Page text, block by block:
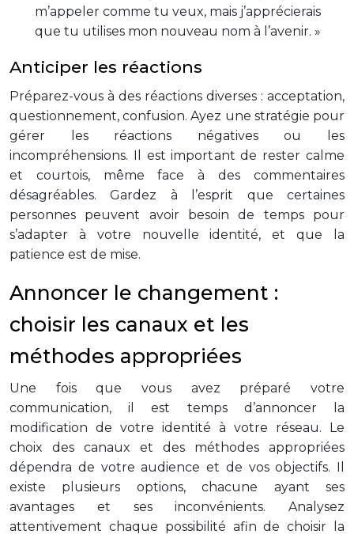
m’appeler comme tu veux, mais j’apprécierais
que tu utilises mon nouveau nom à l’avenir. »
Anticiper les réactions
Préparez-vous à des réactions diverses : acceptation,
questionnement, confusion. Ayez une stratégie pour
gérer les réactions négatives ou les
incompréhensions. Il est important de rester calme
et courtois, même face à des commentaires
désagréables. Gardez à l’esprit que certaines
personnes peuvent avoir besoin de temps pour
s’adapter à votre nouvelle identité, et que la
patience est de mise.
Annoncer le changement :
choisir les canaux et les
méthodes appropriées
Une fois que vous avez préparé votre
communication, il est temps d’annoncer la
modification de votre identité à votre réseau. Le
choix des canaux et des méthodes appropriées
dépendra de votre audience et de vos objectifs. Il
existe plusieurs options, chacune ayant ses
avantages et ses inconvénients. Analysez
attentivement chaque possibilité afin de choisir la